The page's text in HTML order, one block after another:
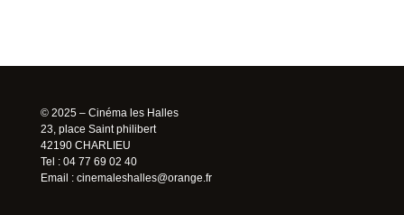
© 2025 – Cinéma les Halles
23, place Saint philibert
42190 CHARLIEU
Tel : 04 77 69 02 40
Email : cinemaleshalles@orange.fr